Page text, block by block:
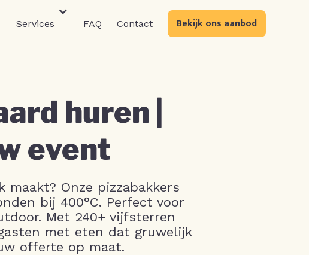
Services FAQ Contact Bekijk ons aanbod
huren |
event
Onze pizzabakkers
bij 400°C. Perfect voor
Met 240+ vijfsterren
met eten dat gruwelijk
offerte op maat.